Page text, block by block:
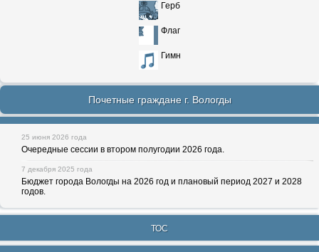
Герб
Флаг
Гимн
Почетные граждане г. Вологды
25 июня 2026 года
Очередные сессии в втором полугодии 2026 года.
7 декабря 2025 года
Бюджет города Вологды на 2026 год и плановый период 2027 и 2028
годов.
ТОС